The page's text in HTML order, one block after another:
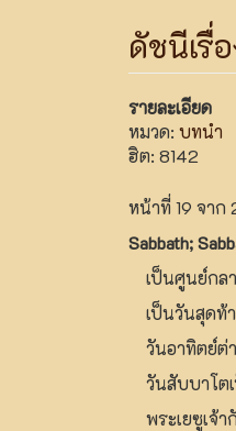
ดัชนีเรื่
รายละเอียด
หมวด: บทนำ
ฮิต: 8142
หน้าที่ 19 จาก
Sabbath;
เป็นศูนย์กล
เป็นวันสุดท้
วันอาทิตย์ต่
วันสับบาโต
พระเยซูเจ้